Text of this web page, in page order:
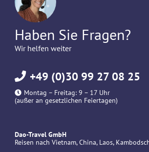
Haben Sie Fragen?
Wir helfen weiter
+49 (0)30 99 27 08 25
Montag – Freitag: 9 – 17 Uhr
(außer an gesetzlichen Feiertagen)
Dao-Travel GmbH
Reisen nach Vietnam, China, Laos,